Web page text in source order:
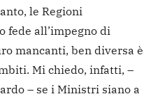
le Regioni
fede all’impegno di
mancanti, ben diversa è
Mi chiedo, infatti, –
– se i Ministri siano a